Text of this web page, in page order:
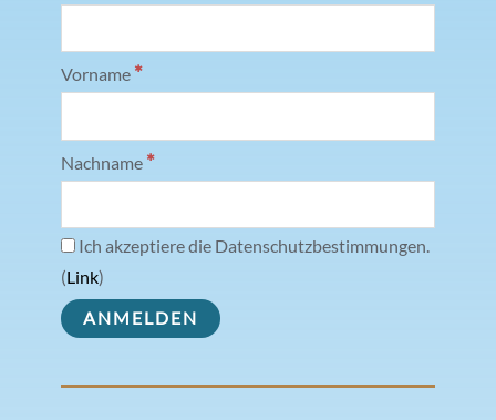
Vorname *
Nachname *
Ich akzeptiere die Datenschutzbestimmungen.
(Link)